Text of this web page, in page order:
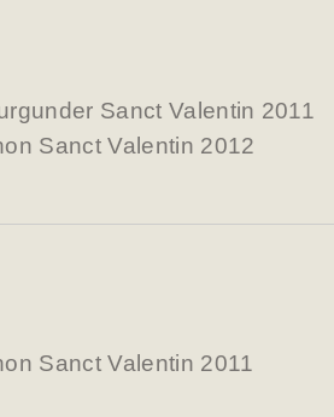
Sanct Valentin 2011
Sanct Valentin 2012
Sanct Valentin 2011